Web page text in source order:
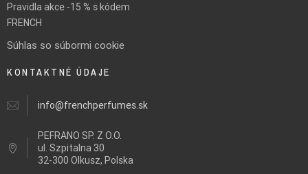
Pravidla akce -15 % s kódem
FRENCH
Súhlas so súbormi cookie
KONTAKTNÉ ÚDAJE
info@frenchperfumes.sk
PEFRANO SP. Z O.O.
ul. Szpitalna 30
32-300 Olkusz, Polska